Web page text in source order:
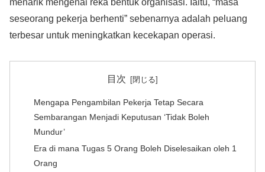
seseorang pekerja berhenti” sebenarnya adalah peluang
terbesar untuk meningkatkan kecekapan operasi.
目次
Mengapa Pengambilan Pekerja Tetap Secara
Sembarangan Menjadi Keputusan ‘Tidak Boleh
Mundur’
Era di mana Tugas 5 Orang Boleh Diselesaikan oleh 1
Orang